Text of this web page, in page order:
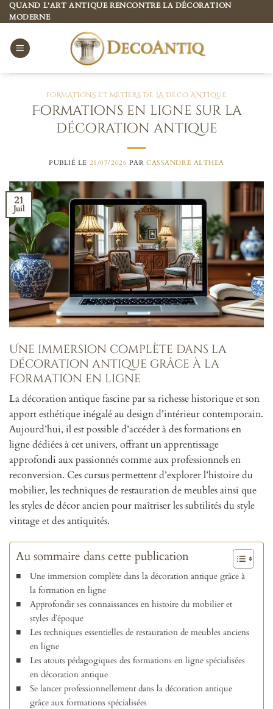
Passer
au
contenu
QUAND L’ART ANTIQUE RENCONTRE LA DÉCORATION
MODERNE
FORMATIONS ET MÉTIERS DE LA DÉCO ANTIQUE
Formations en ligne sur la
décoration antique
PUBLIÉ LE 21/07/2026 PARCASSANDRE ALTHEA
21
Juil
Une immersion complète dans la
décoration antique grâce à la
formation en ligne
La décoration antique fascine par sa richesse historique et son
apport esthétique inégalé au design d’intérieur contemporain.
Aujourd’hui, il est possible d’accéder à des formations en
ligne dédiées à cet univers, offrant un apprentissage
approfondi aux passionnés comme aux professionnels en
reconversion. Ces cursus permettent d’explorer l’histoire du
mobilier, les techniques de restauration de meubles ainsi que
les styles de décor ancien pour maîtriser les subtilités du style
vintage et des antiquités.
Au sommaire dans cette publication
Une immersion complète dans la décoration antique grâce à
la formation en ligne
Approfondir ses connaissances en histoire du mobilier et
styles d’époque
Les techniques essentielles de restauration de meubles anciens
en ligne
Les atouts pédagogiques des formations en ligne spécialisées
en décoration antique
Se lancer professionnellement dans la décoration antique
grâce aux formations spécialisées